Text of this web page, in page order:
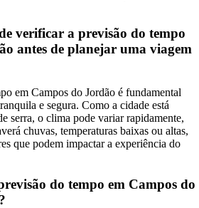
verificar a previsão do tempo
antes de planejar uma viagem
em Campos do Jordão é fundamental
e segura. Como a cidade está
serra, o clima pode variar rapidamente,
chuvas, temperaturas baixas ou altas,
que podem impactar a experiência do
do tempo em Campos do